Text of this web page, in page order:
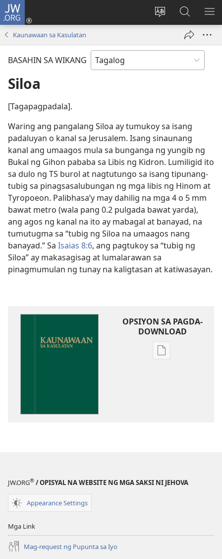
JW.ORG
Baguhin
ng
Mag-
log
bubukas
sa
JW.ORG
Kaunawaan sa Kasulatan
BASAHIN SA WIKANG
Siloa
[Tagapagpadala].
Waring ang pangalang Siloa ay tumukoy sa isang
padaluyan o kanal sa Jerusalem. Isang sinaunang
kanal ang umaagos mula sa bunganga ng yungib ng
Bukal ng Gihon pababa sa Libis ng Kidron. Lumiligid ito
sa dulo ng TS burol at nagtutungo sa isang tipunang-
tubig sa pinagsasalubungan ng mga libis ng Hinom at
Tyropoeon. Palibhasa’y may dahilig na mga 4 o 5 mm
bawat metro (wala pang 0.2 pulgada bawat yarda),
ang agos ng kanal na ito ay mabagal at banayad, na
tumutugma sa “tubig ng Siloa na umaagos nang
banayad.” Sa Isaias 8:6, ang pagtukoy sa “tubig ng
Siloa” ay makasagisag at lumalarawan sa
pinagmumulan ng tunay na kaligtasan at katiwasayan.
OPSIYON SA PAGDA-
DOWNLOAD
Opsiyon
JW.ORG® / OPISYAL NA WEBSITE NG MGA SAKSI NI JEHOVA
Appearance Settings
Mga Link
Mag-request ng Pupunta sa Iyo